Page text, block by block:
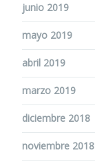
junio 2019
mayo 2019
abril 2019
marzo 2019
diciembre 2018
noviembre 2018